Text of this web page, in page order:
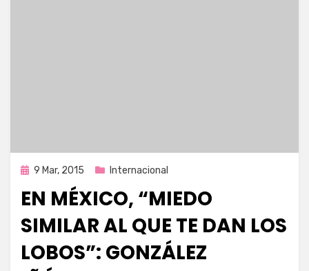
Publicada
9 Mar, 2015 Internacional
EN MÉXICO, “MIEDO
SIMILAR AL QUE TE DAN LOS
LOBOS”: GONZÁLEZ